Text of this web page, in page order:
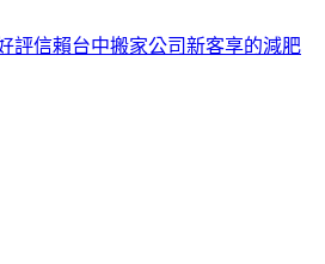
評信賴台中搬家公司新客享的減肥